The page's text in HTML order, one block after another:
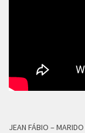
JEAN FÁBIO –